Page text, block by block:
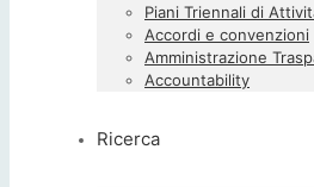
Piani Triennali di
Accordi e convenzioni
Amministrazione
Accountability
Ricerca